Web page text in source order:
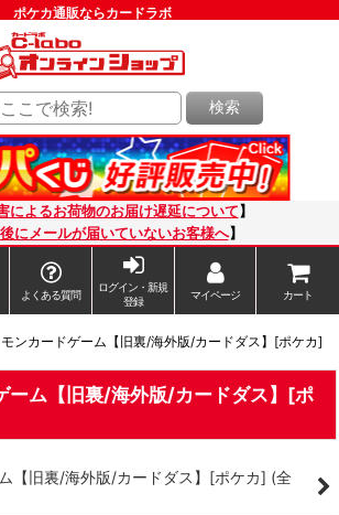
ポケカ通販ならカードラボ
検索
によるお荷物のお届け遅延について 】
にメールが届いていないお客様へ】
よくある質問
ログイン・新規
登録
マイページ カート
ンカードゲーム【旧裏/海外版/カードダス】[ポケカ]
ーム【旧裏/海外版/カードダス】[ポ
【旧裏/海外版/カードダス】[ポケカ] (全